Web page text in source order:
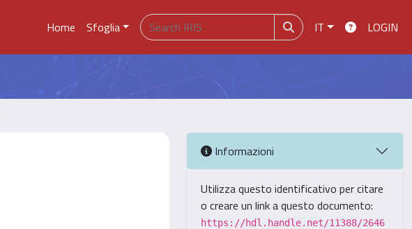
Home Sfoglia IT LOGIN
Informazioni
Utilizza questo identificativo per citare
o creare un link a questo documento:
https://hdl.handle.net/11388/2646